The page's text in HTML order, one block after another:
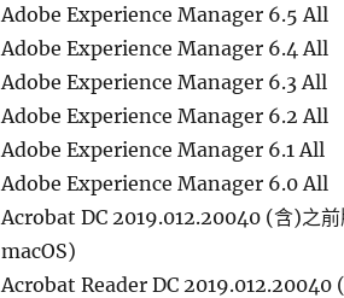
Adobe Experience Manager 6.5 All
Adobe Experience Manager 6.4 All
Adobe Experience Manager 6.3 All
Adobe Experience Manager 6.2 All
Adobe Experience Manager 6.1 All
Adobe Experience Manager 6.0 All
Acrobat DC 2019.012.20040 (含)之
macOS)
Acrobat Reader DC 2019.012.20040